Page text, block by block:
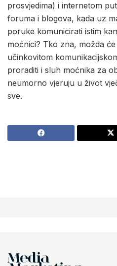
prosvjedima) i internetom
foruma i blogova, kada uz
poruke komunicirati istim
moćnici? Tko zna, možda
učinkovitom
proraditi i sluh moćnika za
neumorno vjeruju u život
sve.